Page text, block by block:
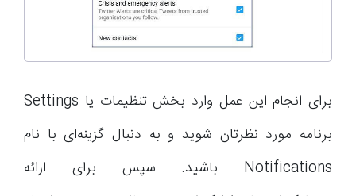
برای انجام این عمل وارد بخش تنظیمات یا Settings
برنامه مورد نظرتان شوید و به دنبال گزینه‌ای با نام
Notifications باشید. سپس برای ارائه